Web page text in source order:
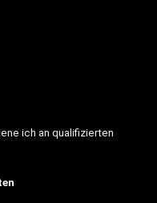
ich an qualifizierten